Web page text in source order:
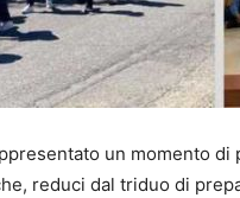
un momento
reduci dal triduo di